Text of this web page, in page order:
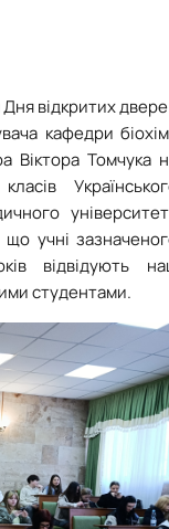
відкритих
кафедри
Віктора Томчука
що учні
відвідують
студентами.